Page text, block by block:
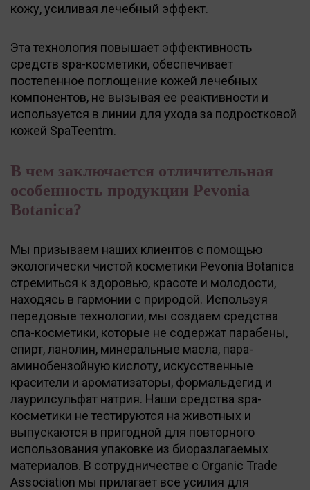
кожу, усиливая лечебный эффект.
Эта технология повышает эффективность
средств spa-косметики, обеспечивает
постепенное поглощение кожей лечебных
компонентов, не вызывая ее реактивности и
используется в линии для ухода за подростковой
кожей SpaTeentm.
В чем заключается отличительная
особенность продукции Pevonia
Botanica?
Мы призываем наших клиентов с помощью
экологически чистой косметики Pevonia Botanica
стремиться к здоровью, красоте и молодости,
находясь в гармонии с природой. Используя
передовые технологии, мы создаем средства
спа-косметики, которые не содержат парабены,
спирт, ланолин, минеральные масла, пара-
аминобензойную кислоту, искусственные
красители и ароматизаторы, формальдегид и
лаурилсульфат натрия. Наши средства spa-
косметики не тестируются на животных и
выпускаются в пригодной для повторного
использования упаковке из биоразлагаемых
материалов. В сотрудничестве с Organic Trade
Association мы прилагает все усилия для